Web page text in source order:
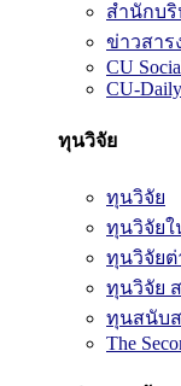
สำนักบริ
ข่าวสาร
CU
CU-Daily
ทุนวิจัย
ทุนวิจัย
ทุนวิจัยใ
ทุนวิจัยต่
ทุนวิจัย
ทุนสนับ
The